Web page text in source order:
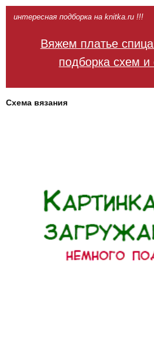
интересная подборка на knitka.ru !!!
Вяжем платье
подборка схем и
Схема вязания